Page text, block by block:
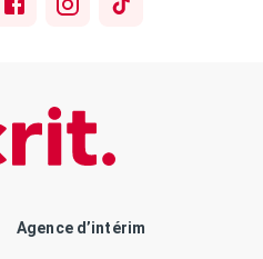
Agence d’intérim